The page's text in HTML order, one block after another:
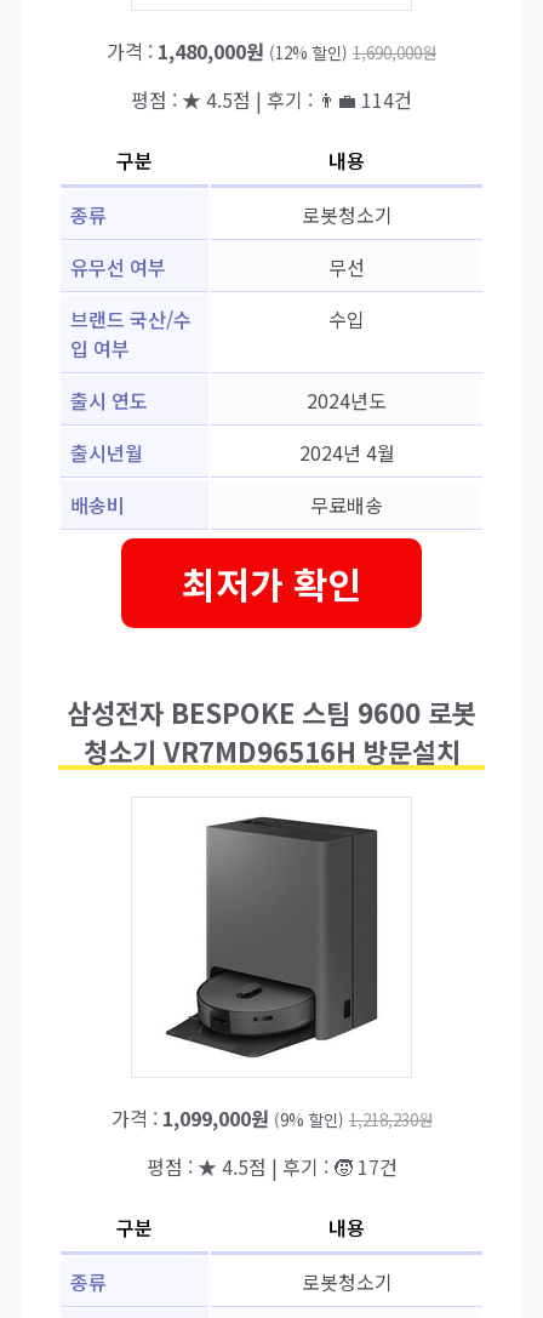
가격 : 1,480,000원 (12% 할인) 1,690,000원
평점 : ★ 4.5점 | 후기 : 👨‍💼 114건
구분
내용
종류
로봇청소기
유무선 여부
무선
브랜드 국산/수
입 여부
수입
출시 연도
2024년도
출시년월
2024년 4월
배송비
무료배송
최저가 확인
삼성전자 BESPOKE 스팀 9600 로봇
청소기 VR7MD96516H 방문설치
가격 : 1,099,000원 (9% 할인) 1,218,230원
평점 : ★ 4.5점 | 후기 : 🧒 17건
구분
내용
종류
로봇청소기